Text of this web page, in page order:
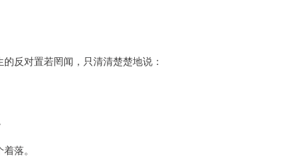
反对置若罔闻，只清清楚楚地说：
落。